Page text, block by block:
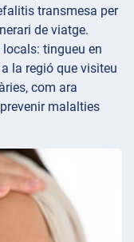
transmesa per
de viatge.
locals: tingueu en
la regió que visiteu
com ara
malalties